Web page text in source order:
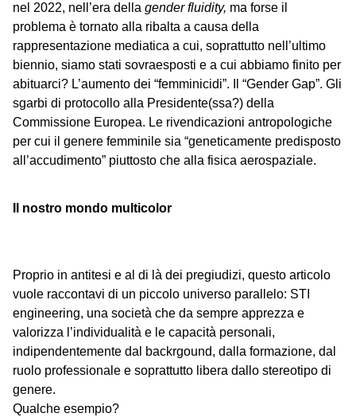
nel 2022, nell’era della gender fluidity, ma forse il
problema è tornato alla ribalta a causa della
rappresentazione mediatica a cui, soprattutto nell’ultimo
biennio, siamo stati sovraesposti e a cui abbiamo finito per
abituarci? L’aumento dei “femminicidi”. Il “Gender Gap”. Gli
sgarbi di protocollo alla Presidente(ssa?) della
Commissione Europea. Le rivendicazioni antropologiche
per cui il genere femminile sia “geneticamente predisposto
all’accudimento” piuttosto che alla fisica aerospaziale.
Il nostro mondo multicolor
Proprio in antitesi e al di là dei pregiudizi, questo articolo
vuole raccontavi di un piccolo universo parallelo: STI
engineering, una società che da sempre apprezza e
valorizza l’individualità e le capacità personali,
indipendentemente dal backrgound, dalla formazione, dal
ruolo professionale e soprattutto libera dallo stereotipo di
genere.
Qualche esempio?